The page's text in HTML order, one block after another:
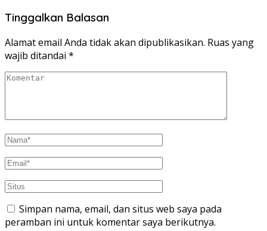
Tinggalkan Balasan
Alamat email Anda tidak akan dipublikasikan. Ruas yang
wajib ditandai *
Simpan nama, email, dan situs web saya pada
peramban ini untuk komentar saya berikutnya.